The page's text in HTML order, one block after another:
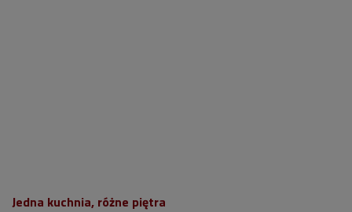
Jedna kuchnia, różne piętra